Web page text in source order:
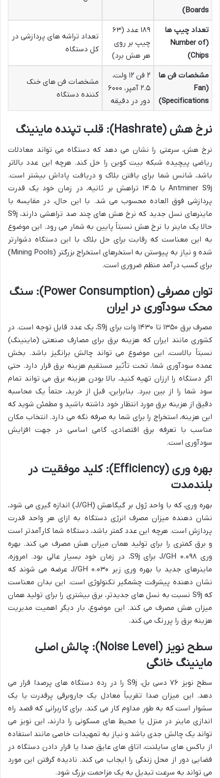
Boards)
تعداد چیپ ها
(Number of
Chips)
۱۸۹ عدد (۶۳
چیپ بر روی
هر هش برد)
تعداد تراشه های پردازشی در
کل دستگاه
مشخصات فن ها
(Fan
Specifications)
۲ فن ۱۲ ولت،
۲.۵ آمپر، ۶۰۰۰
دور در دقیقه
مشخصات فن های خنک
کننده دستگاه
نرخ هش (Hashrate): قلب تپنده ماینینگ
نرخ هش، سرعتی را نشان می دهد که دستگاه می تواند معادلات
ریاضی پیچیده شبکه بیت کوین را حل کند. هرچه این عدد بالاتر
باشد، شانس شما برای یافتن بلاک و دریافت پاداش بیشتر است.
Antminer S9j با ۱۴.۵ تراهش بر ثانیه، در زمان خود یک قدرت
پردازشی فوق العاده محسوب می شد. با این حال، در مقایسه با
ماینرهای نسل جدید که نرخ هش های چند صد تراهشی دارند، S9j
حالا یک ماینر با نرخ هش نسبتاً پایین به شمار می رود. این موضوع
به این معناست که رقابت برای حل بلاک با این دستگاه دشوارتر
شده و نیاز به پیوستن به استخرهای استخراج بزرگتر (Mining Pools)
برای کسب درآمد منظم ضروری است.
توان مصرفی (Power Consumption): سنگ
محک سودآوری در ایران
مصرف برق ۱۳۵۰ تا ۱۴۳۰ وات برای S9j، یک عدد قابل توجه است. در
کشوری مانند ایران که هزینه برق برای مصارف صنعتی (ماینینگ)
نسبتاً بالاست، این موضوع می تواند چالش برانگیز باشد. بخش
عمده سودآوری شما، تحت تأثیر مستقیم هزینه برق قرار دارد. حتی
اگر دستگاه را ارزان تهیه کنید، بالا بودن هزینه برق می تواند تمام
سود شما را از بین ببرد. بنابراین، قبل از خرید، حتماً یک محاسبه
دقیق از هزینه برق مورد انتظار خود داشته باشید و مطمئن شوید که
این هزینه، استخراج را برای شما به صرفه نگه می دارد. انتخاب مکان
مناسب با تعرفه برق اقتصادی، گامی اساسی در جهت افزایش
سودآوری است.
بهره وری (Efficiency): کلید موفقیت در
بلندمدت
بهره وری، که با واحد ژول بر گیگاهش (J/GH) اندازه گیری می شود،
نشان دهنده میزان مصرف انرژی دستگاه به ازای هر واحد قدرت
پردازش است. هرچه این عدد کمتر باشد، دستگاه شما کارآمدتر است
و برق کمتری را برای تولید همان میزان هش مصرف می کند. بهره
وری ۰.۰۹۸ J/GH برای S9j، در زمان خود بسیار عالی بود. امروزه،
ماینرهای جدید با بهره وری زیر ۰.۰۳۰ J/GH عرضه می شوند که
نشان دهنده پیشرفت چشمگیر تکنولوژی است. این بدان معناست
که S9j نسبت به نسل های جدیدتر، برق بیشتری را برای تولید همان
میزان هش مصرف می کند. این موضوع، بار دیگر اهمیت مدیریت
هزینه برق را پررنگ می کند.
سطح نویز (Noise Level): چالش اصلی
ماینینگ خانگی
سطح نویز ۷۶ دسی بل، S9j را در رده دستگاه های پرصدا قرار می
دهد. این میزان صدا تقریباً معادل یک جاروبرقی پرقدرت یا یک
سشوار است که به طور مداوم کار می کند. برای کاربرانی که قصد راه
اندازی ماینر در منزل یا محیط های مسکونی را دارند، این نویز می
تواند یک چالش جدی باشد و نیاز به تمهیدات خاصی مانند استفاده
از باکس های سایلنت، اتاق های عایق صدا یا قرار دادن دستگاه در
فضایی دور از محل زندگی را ایجاب می کند. نادیده گرفتن این مورد
می تواند به سرعت تبدیل به یک مزاحمت بزرگ شود.